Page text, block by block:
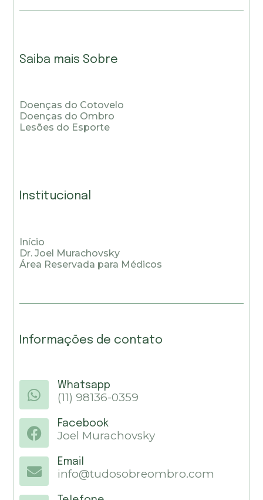
Saiba mais Sobre
Doenças do Cotovelo
Doenças do Ombro
Lesões do Esporte
Institucional
Início
Dr. Joel Murachovsky
Área Reservada para Médicos
Informações de contato
Whatsapp
(11) 98136-0359
Facebook
Joel Murachovsky
Email
info@tudosobreombro.com